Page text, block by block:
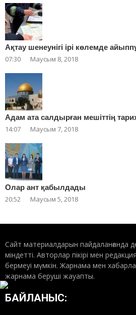
Ақтау шенеунігі ірі көлемде
07:30 Маусым 8, 2018
Адам ата салдырған мешіттің
14:07 Маусым 7, 2018
Олар ант қабылдады
20:52 Маусым 5, 2018
Сайт материалдарын пайдаланғанда
міндетті. Авторлар пікірі мен
бермеуі мүмкін. Жарнама мен
жарнама беруші жауапты.
БАЙЛАНЫС: